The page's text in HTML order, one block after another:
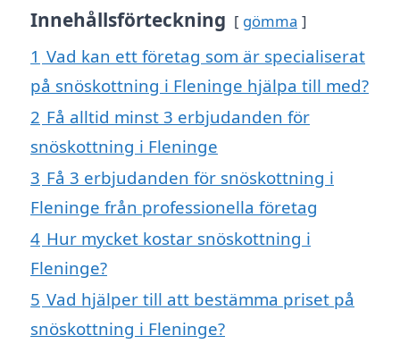
Innehållsförteckning gömma
1 Vad kan ett företag som är specialiserat
på snöskottning i Fleninge hjälpa till med?
2 Få alltid minst 3 erbjudanden för
snöskottning i Fleninge
3 Få 3 erbjudanden för snöskottning i
Fleninge från professionella företag
4 Hur mycket kostar snöskottning i
Fleninge?
5 Vad hjälper till att bestämma priset på
snöskottning i Fleninge?